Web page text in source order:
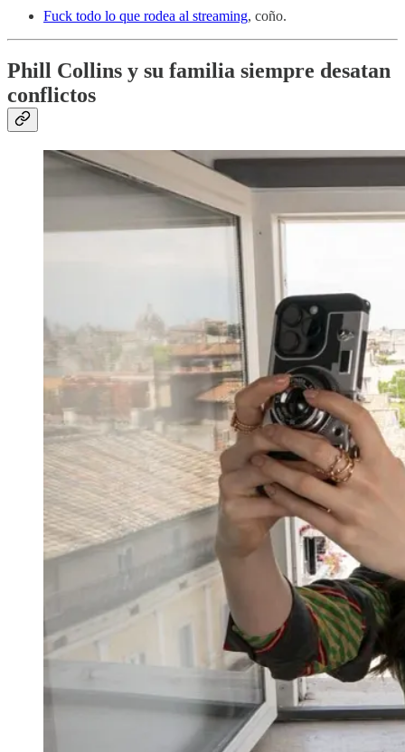
Fuck todo lo que rodea al streaming, coño.
Phill Collins y su familia siempre desatan
conflictos